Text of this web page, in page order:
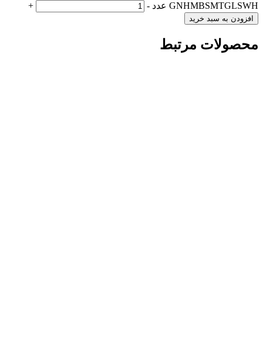
GNHMBSMTGLSWH عدد -
+
افزودن به سبد خرید
محصولات مرتبط